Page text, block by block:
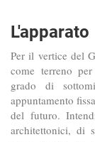
L'apparato
Per il vertice del
come terreno
grado di
appuntamento
del futuro.
architettonici, di